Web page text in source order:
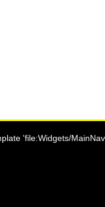
'file:Widgets/